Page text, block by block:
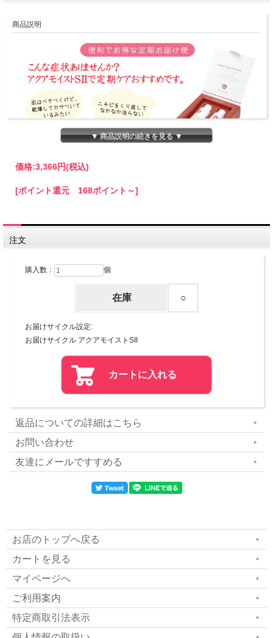
商品説明
乾燥肌・敏感肌のために医療現場で生まれた超酸性水を
ベースにした完全無添加ローション。お肌にやさしく浸
透してバリア機能を整え、すこやかなお肌に導きます。
はじまりは医療の現場から。
350症例の臨床データに基づいて、さまざまな専門分野
のドクターらが考案。
たに一般向けとして製品されました。
▼ 商品説明の続きを見る ▼
価格:3,366円(税込)
[ポイント還元 168ポイント～]
注文
購入数： 個
在庫 ○
お届けサイクル設定:
お届けサイクル アクアモイストSII
返品についての詳細はこちら
お問い合わせ
友達にメールですすめる
お店のトップへ戻る
カートを見る
マイページへ
ご利用案内
特定商取引法表示